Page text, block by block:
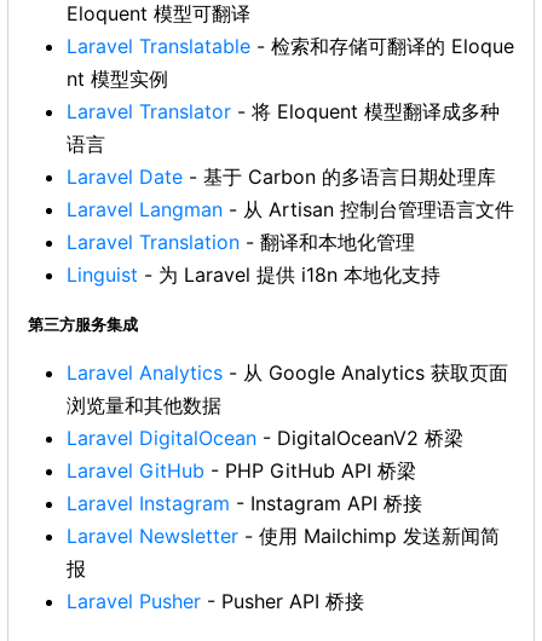
Eloquent 模型可翻译
Laravel Translatable - 检索和存储可翻译的 Eloque
nt 模型实例
Laravel Translator - 将 Eloquent 模型翻译成多种
语言
Laravel Date - 基于 Carbon 的多语言日期处理库
Laravel Langman - 从 Artisan 控制台管理语言文件
Laravel Translation - 翻译和本地化管理
Linguist - 为 Laravel 提供 i18n 本地化支持
第三方服务集成
Laravel Analytics - 从 Google Analytics 获取页面
浏览量和其他数据
Laravel DigitalOcean - DigitalOceanV2 桥梁
Laravel GitHub - PHP GitHub API 桥梁
Laravel Instagram - Instagram API 桥接
Laravel Newsletter - 使用 Mailchimp 发送新闻简
报
Laravel Pusher - Pusher API 桥接